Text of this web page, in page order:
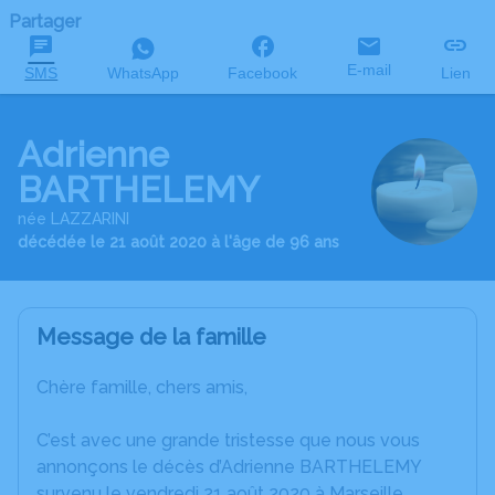
Partager
SMS WhatsApp Facebook E-mail Lien
Adrienne
BARTHELEMY
née LAZZARINI
décédée le 21 août 2020 à l'âge de 96 ans
Message de la famille
Chère famille, chers amis,
C’est avec une grande tristesse que nous vous
annonçons le décès d’Adrienne BARTHELEMY